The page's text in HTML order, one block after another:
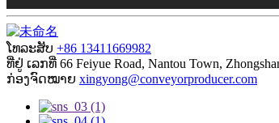
ໂທລະສັບ +86 13411669982
ທີ່ຢູ່ ເລກທີ່ 66 Feiyue Road, Nantou Town,
ກ່ອງຈົດໝາຍ xingyong@conveyorproducer.com